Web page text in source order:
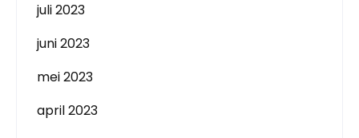
juli 2023
juni 2023
mei 2023
april 2023